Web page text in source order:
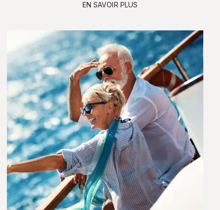
EN SAVOIR PLUS